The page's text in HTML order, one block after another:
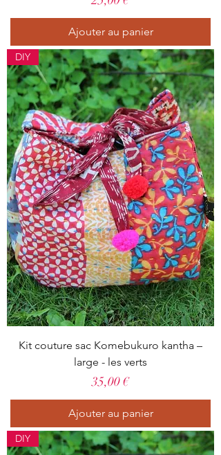
Ajouter au panier
DIY
Kit couture sac Komebukuro kantha –
large - les verts
Prix
35,00 €
Ajouter au panier
DIY